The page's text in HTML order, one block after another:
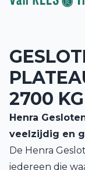
2700
Henra
veelzijdig en
De Henra
iedereen die